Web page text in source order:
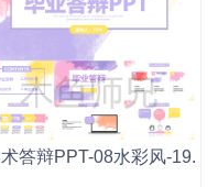
答辩PPT-08水彩风-